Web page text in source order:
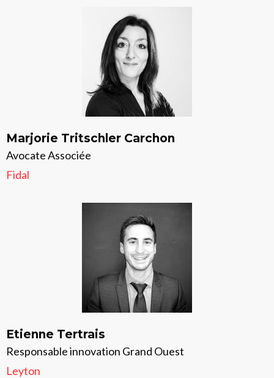
Marjorie Tritschler Carchon
Avocate Associée
Fidal
Etienne Tertrais
Responsable innovation Grand Ouest
Leyton